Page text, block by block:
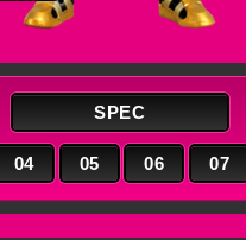
SPEC
04 05 06 07